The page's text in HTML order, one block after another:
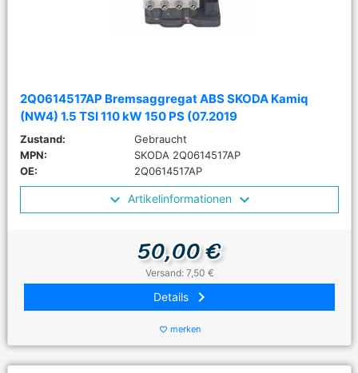
2Q0614517AP Bremsaggregat ABS SKODA Kamiq
(NW4) 1.5 TSI 110 kW 150 PS (07.2019
Zustand:
Gebraucht
MPN:
SKODA 2Q0614517AP
OE:
2Q0614517AP
Artikelinformationen
50,00 €
Versand: 7,50 €
Details keyboard_arrow_right
favorite_border merken